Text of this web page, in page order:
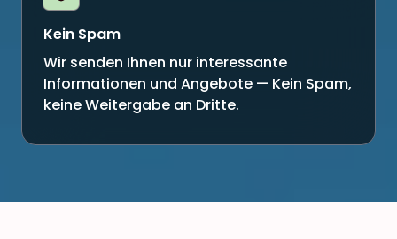
Kein Spam
Wir senden Ihnen nur interessante
Informationen und Angebote — Kein Spam,
keine Weitergabe an Dritte.